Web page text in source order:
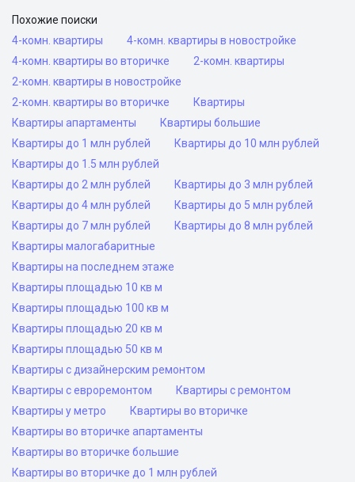
Похожие поиски
4-комн. квартиры
4-комн. квартиры в новостройке
4-комн. квартиры во вторичке
2-комн. квартиры
2-комн. квартиры в новостройке
2-комн. квартиры во вторичке
Квартиры
Квартиры апартаменты
Квартиры большие
Квартиры до 1 млн рублей
Квартиры до 10 млн рублей
Квартиры до 1.5 млн рублей
Квартиры до 2 млн рублей
Квартиры до 3 млн рублей
Квартиры до 4 млн рублей
Квартиры до 5 млн рублей
Квартиры до 7 млн рублей
Квартиры до 8 млн рублей
Квартиры малогабаритные
Квартиры на последнем этаже
Квартиры площадью 10 кв м
Квартиры площадью 100 кв м
Квартиры площадью 20 кв м
Квартиры площадью 50 кв м
Квартиры с дизайнерским ремонтом
Квартиры с евроремонтом
Квартиры с ремонтом
Квартиры у метро
Квартиры во вторичке
Квартиры во вторичке апартаменты
Квартиры во вторичке большие
Квартиры во вторичке до 1 млн рублей